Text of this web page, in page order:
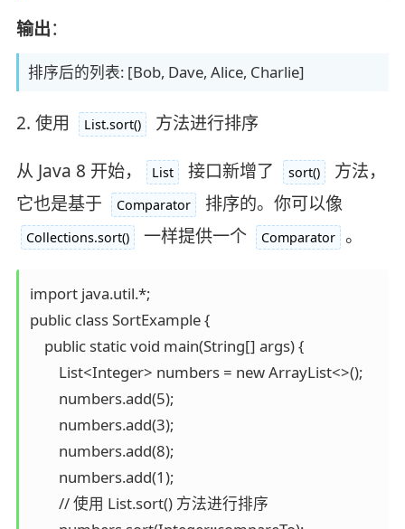
输出：
排序后的列表: [Bob, Dave, Alice, Charlie]
2. 使用 List.sort() 方法进行排序
从 Java 8 开始， List 接口新增了 sort()
方法，
它也是基于
Comparator 排序的。你可以像
Collections.sort() 一样提供一个 Comparator 。
import java.util.*;
public class SortExample {
    public static void main(String[] args) {
        List<Integer> numbers = new ArrayList<>();
        numbers.add(5);
        numbers.add(3);
        numbers.add(8);
        numbers.add(1);
        // 使用 List.sort() 方法进行排序